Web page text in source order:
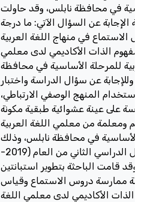
في محافظة نابلس، وقد حاولت
الإجابة عن السؤال الآتي: ما درجة
الاستماع في منهاج اللغة العربية
بمفهوم الذات الأكاديمي لدى معلمي
للمرحلة الأساسية في محافظة
وللإجابة عن سؤال الدراسة واختبار
استخدام المنهج الوصفي الارتباطي،
على عينة عشوائية طبقية مكونة
معلم ومعلمة من معلمي اللغة العربية
الأساسية في محافظة نابلس، وذلك
خلال الفصل الدراسي الثاني من العام (2019-
وقد قامت الباحثة بتطوير استبانتين
ممارسة دروس الاستماع وقياس
الأكاديمي لدى معلمي اللغة